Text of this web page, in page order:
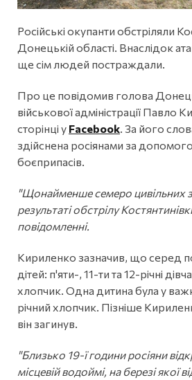
Російські окупанти обстріляли
Донецькій області. Внаслідок
ще сім людей постраждали.
Про це повідомив голова
військової адміністрації Павло
сторінці у Facebook . За його
здійснена росіянами за
боєприпасів.
"Щонайменше семеро цивільних
результаті обстрілу
повідомленні.
Кириленко зазначив, що серед
дітей: п'яти-, 11-ти та 12-річні
хлопчик. Одна дитина була у
річний хлопчик. Пізніше
він загинув.
"Близько 19-ї години росіяни
місцевій водоймі, на березі якої